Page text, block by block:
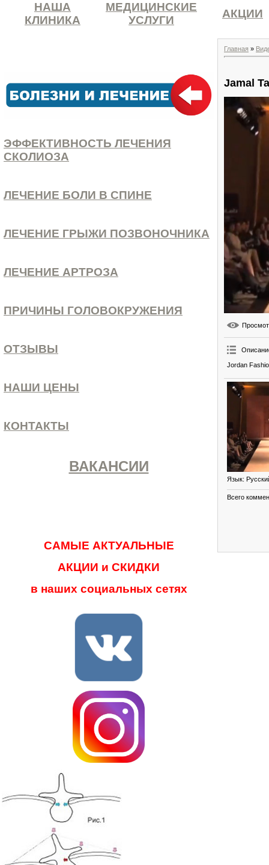
НАША
КЛИНИКА
МЕДИЦИНСКИЕ
УСЛУГИ
АКЦИИ
ЭФФЕКТИВНОСТЬ ЛЕЧЕНИЯ
СКОЛИОЗА
ЛЕЧЕНИЕ БОЛИ В СПИНЕ
ЛЕЧЕНИЕ ГРЫЖИ ПОЗВОНОЧНИКА
ЛЕЧЕНИЕ АРТРОЗА
ПРИЧИНЫ ГОЛОВОКРУЖЕНИЯ
ОТЗЫВЫ
НАШИ ЦЕНЫ
КОНТАКТЫ
ВАКАНСИИ
САМЫЕ АКТУАЛЬНЫЕ
АКЦИИ и СКИДКИ
в наших социальных сетях
Главная »
Jamal
Jordan
Язык:
Всего